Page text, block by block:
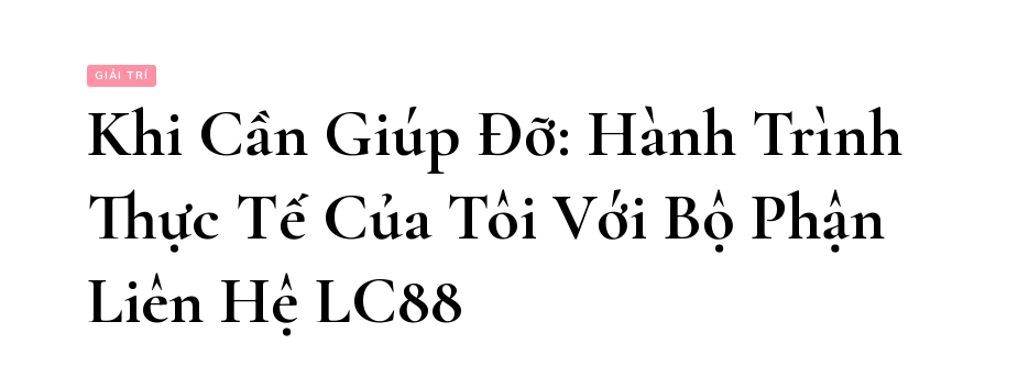
GIẢI TRÍ
Khi Cần Giúp Đỡ: Hành Trình
Thực Tế Của Tôi Với Bộ Phận
Liên Hệ LC88